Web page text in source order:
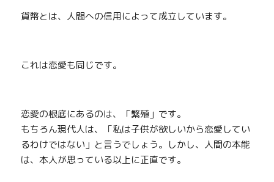
貨幣とは、人間への信用によって成立しています。
これは恋愛も同じです。
恋愛の根底にあるのは、「繁殖」です。
もちろん現代人は、
「私は子供が欲しいから恋愛してい
るわけではない」と言うでしょう。しかし、人間の本能
は、本人が思っている以上に正直です。